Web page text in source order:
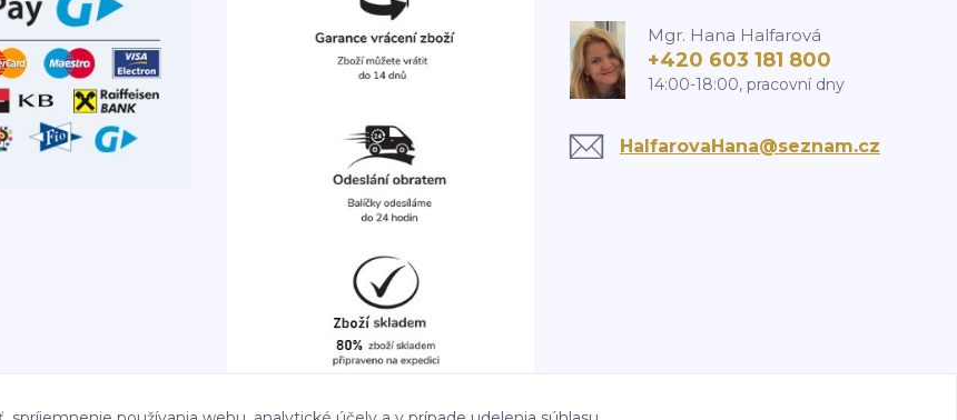
Mgr. Hana Halfarová
+420 603 181 800
14:00-18:00, pracovní dny
HalfarovaHana@seznam.cz